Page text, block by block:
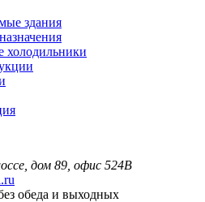
здания
дом 89, офис 524В
обеда и выходных